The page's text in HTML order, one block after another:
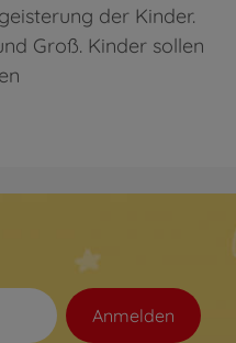
der Kinder.
Groß. Kinder sollen
Anmelden